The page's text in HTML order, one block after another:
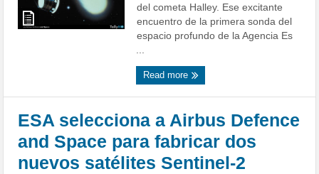
del cometa Halley. Ese excitante
encuentro de la primera sonda del
espacio profundo de la Agencia Es
...
Read more
ESA selecciona a Airbus Defence
and Space para fabricar dos
nuevos satélites Sentinel-2